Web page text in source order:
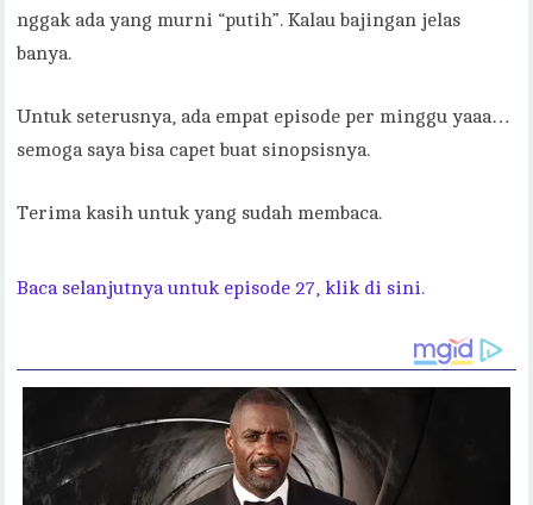
nggak ada yang murni “putih”. Kalau bajingan jelas
banya.
Untuk seterusnya, ada empat episode per minggu yaaa…
semoga saya bisa capet buat sinopsisnya.
Terima kasih untuk yang sudah membaca.
Baca selanjutnya untuk episode 27, klik di sini.